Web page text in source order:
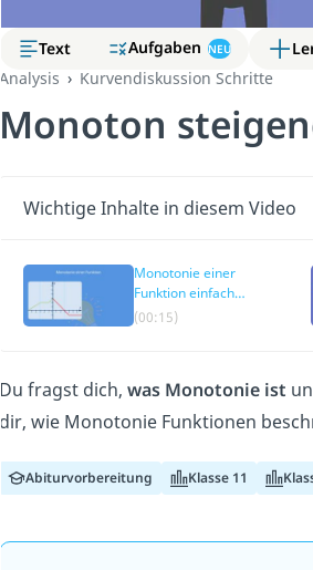
Text Aufgaben NEU
Analysis
Kurvendiskussion Schritte
Monoton
Wichtige Inhalte in diesem Video
Monotonie einer
Funktion einfach
erklärt
(00:15)
Du fragst dich, was Monotonie ist
dir, wie Monotonie Funktionen
Abiturvorbereitung Klasse 11